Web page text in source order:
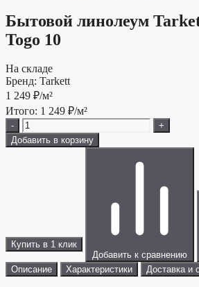
Бытовой линолеум
Togo 10
На складе
Бренд: Tarkett
1 249 ₽/м²
Итого: 1 249 ₽/м²
-
+
Добавить в корзину
Купить в 1 клик
Добавить к сравнению
Описание
Характеристики Доставка и